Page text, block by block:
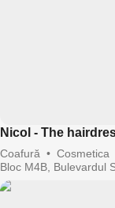
Nicol - The
Coafură • Cosmetica
Bloc M4B, Bulevardul